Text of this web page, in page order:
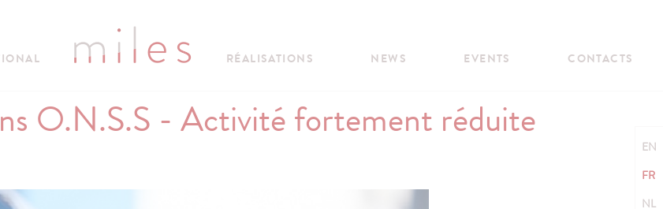
RÉALISATIONS NEWS EVENTS CONTACTS
EN
FR
NL
O.N.S.S - Activité fortement réduite